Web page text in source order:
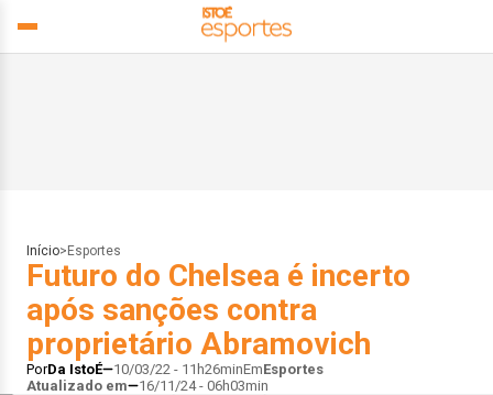
Início> Esportes
Futuro do Chelsea é incerto
após sanções contra
proprietário Abramovich
PorDa IstoÉ 10/03/22 - 11h26minEmEsportes
Atualizado em
16/11/24 - 06h03min